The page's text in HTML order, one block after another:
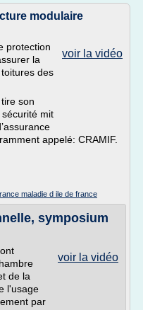
modulaire
voir la vidéo
protection
la
des
son
mit
appelé: CRAMIF.
maladie d ile de france
symposium
voir la vidéo
de la
l'usage
par